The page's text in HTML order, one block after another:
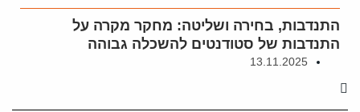
התנדבות, בחירה ושליטה: מחקר מקרה על
התנדבות של סטודנטים להשכלה גבוהה
13.11.2025